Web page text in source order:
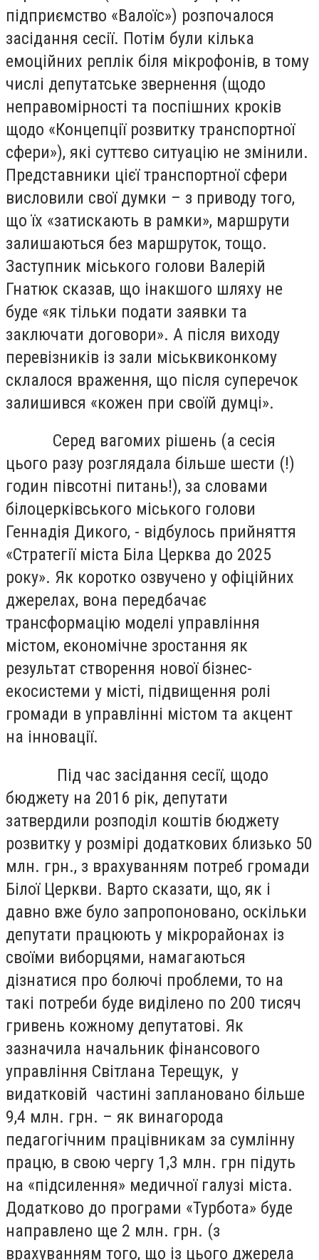
підприємство «Валоїс») розпочалося
засідання сесії. Потім були кілька
емоційних реплік біля мікрофонів, в тому
числі депутатське звернення (щодо
неправомірності та поспішних кроків
щодо «Концепції розвитку транспортної
сфери»), які суттєво ситуацію не змінили.
Представники цієї транспортної сфери
висловили свої думки – з приводу того,
що їх «затискають в рамки», маршрути
залишаються без маршруток, тощо.
Заступник міського голови Валерій
Гнатюк сказав, що інакшого шляху не
буде «як тільки подати заявки та
заключати договори». А після виходу
перевізників із зали міськвиконкому
склалося враження, що після суперечок
залишився «кожен при своїй думці».
Серед вагомих рішень (а сесія
цього разу розглядала більше шести (!)
годин півсотні питань!), за словами
білоцерківського міського голови
Геннадія Дикого, - відбулось прийняття
«Стратегії міста Біла Церква до 2025
року». Як коротко озвучено у офіційних
джерелах, вона передбачає
трансформацію моделі управління
містом, економічне зростання як
результат створення нової бізнес-
екосистеми у місті, підвищення ролі
громади в управлінні містом та акцент
на інновації.
Під час засідання сесії, щодо
бюджету на 2016 рік, депутати
затвердили розподіл коштів бюджету
розвитку у розмірі додаткових близько 50
млн. грн., з врахуванням потреб громади
Білої Церкви. Варто сказати, що, як і
давно вже було запропоновано, оскільки
депутати працюють у мікрорайонах із
своїми виборцями, намагаються
дізнатися про болючі проблеми, то на
такі потреби буде виділено по 200 тисяч
гривень кожному депутатові. Як
зазначила начальник фінансового
управління Світлана Терещук, у
видатковій частині заплановано більше
9,4 млн. грн. – як винагорода
педагогічним працівникам за сумлінну
працю, в свою чергу 1,3 млн. грн підуть
на «підсилення» медичної галузі міста.
Додатково до програми «Турбота» буде
направлено ще 2 млн. грн. (з
врахуванням того, що із цього джерела